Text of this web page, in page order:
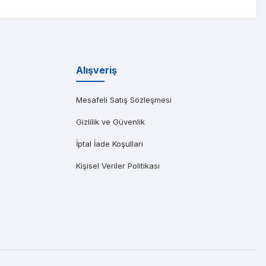
Alışveriş
Mesafeli Satış Sözleşmesi
Gizlilik ve Güvenlik
İptal İade Koşullari
Kişisel Veriler Politikası